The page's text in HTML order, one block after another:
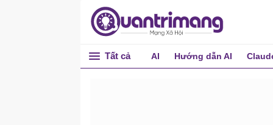
Tất cả AI Hướng dẫn AI